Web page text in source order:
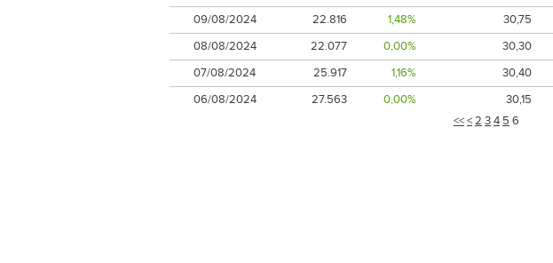
<<<2 34 5 6
09/08/2024
22.816 1,48% 30,75
08/08/2024
22.077 0,00% 30,30
07/08/2024
25.917 1,16% 30,40
06/08/2024
27.563 0,00% 30,15